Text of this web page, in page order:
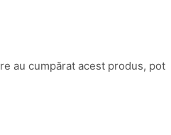
au cumpărat acest produs, pot